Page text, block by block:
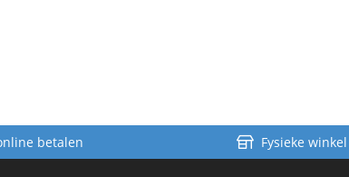
betalen Fysieke